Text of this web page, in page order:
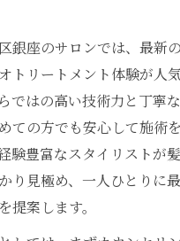
活用術
テオトリートメントで得ら
密
質改善で毎朝のスタイリン
由
か美髪ならメテオトリー
銀座のサロンでは、最新
トリートメント体験が人
ではの高い技術力と丁寧
ての方でも安心して施術
験豊富なスタイリストが
り見極め、一人ひとりに
提案します。